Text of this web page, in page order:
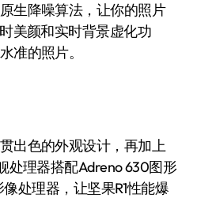
生降噪算法，让你的照片
美颜和实时背景虚化功
准的照片。
色的外观设计，再加上
处理器搭配Adreno 630图形
处理器，让坚果R1性能爆